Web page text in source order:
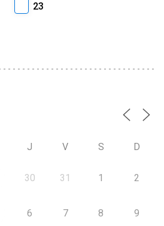
23
J V S D
30 31 1 2
6 7 8 9